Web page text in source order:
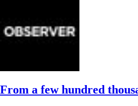
From a few hundred